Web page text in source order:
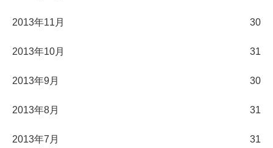
2013年11月 30
2013年10月 31
2013年9月 30
2013年8月 31
2013年7月 31